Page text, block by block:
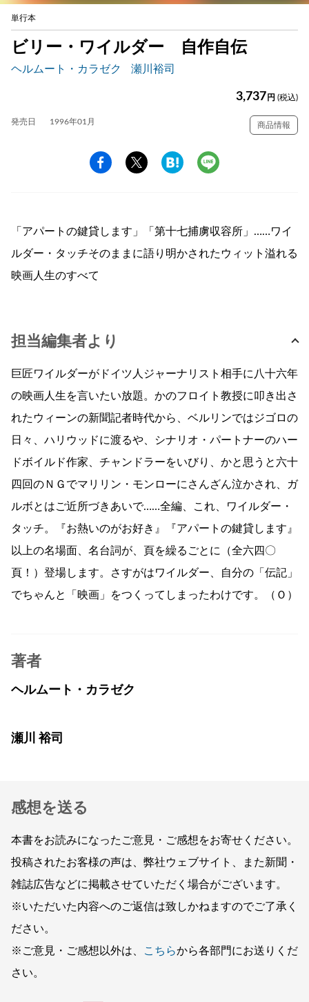
単行本
ビリー・ワイルダー 自作自伝
ヘルムート・カラゼク 瀬川裕司
3,737 円 (税込)
発売日 1996年01月 商品情報
「アパートの鍵貸します」「第十七捕虜収容所」……ワイ
ルダー・タッチそのままに語り明かされたウィット溢れる
映画人生のすべて
担当編集者より
巨匠ワイルダーがドイツ人ジャーナリスト相手に八十六年
の映画人生を言いたい放題。かのフロイト教授に叩き出さ
れたウィーンの新聞記者時代から、ベルリンではジゴロの
日々、ハリウッドに渡るや、シナリオ・パートナーのハー
ドボイルド作家、チャンドラーをいびり、かと思うと六十
四回のＮＧでマリリン・モンローにさんざん泣かされ、ガ
ルボとはご近所づきあいで……全編、これ、ワイルダー・
タッチ。『お熱いのがお好き』『アパートの鍵貸します』
以上の名場面、名台詞が、頁を繰るごとに（全六四〇
頁！）登場します。さすがはワイルダー、自分の「伝記」
でちゃんと「映画」をつくってしまったわけです。（Ｏ）
著者
ヘルムート・カラゼク
瀬川 裕司
感想を送る
本書をお読みになったご意見・ご感想をお寄せください。
投稿されたお客様の声は、弊社ウェブサイト、また新聞・
雑誌広告などに掲載させていただく場合がございます。
※いただいた内容へのご返信は致しかねますのでご了承く
ださい。
※ご意見・ご感想以外は、
こちらから各部門にお送りくだ
さい。